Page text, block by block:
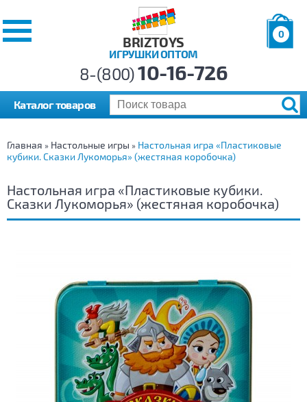
BRIZTOYS
ИГРУШКИ ОПТОМ
0
р.
8-(800)10-16-726
Каталог товаров
Главная » Настольные игры » Настольная игра «Пластиковые
кубики. Сказки Лукоморья» (жестяная коробочка)
Настольная игра «Пластиковые кубики.
Сказки Лукоморья» (жестяная коробочка)